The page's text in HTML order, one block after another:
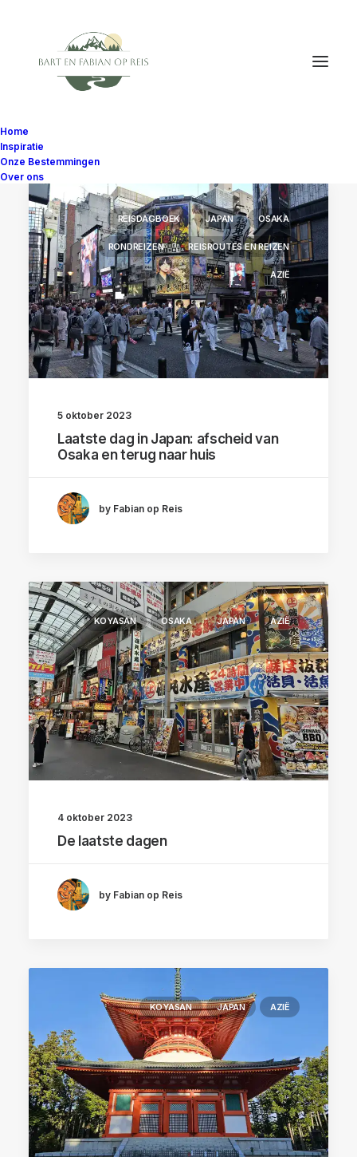
Home
Inspiratie
Onze Bestemmingen
Over ons
REISDAGBOEK JAPAN OSAKA
RONDREIZEN REISROUTES EN REIZEN
AZIË
5 oktober 2023
Laatste dag in Japan: afscheid van
Osaka en terug naar huis
by Fabian op Reis
KOYASAN OSAKA JAPAN AZIË
4 oktober 2023
De laatste dagen
by Fabian op Reis
KOYASAN JAPAN AZIË